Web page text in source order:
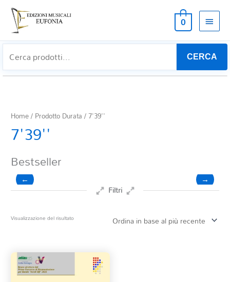
0
CERCA
Home/ Prodotto Durata / 7'39''
7'39''
Bestseller
← →
Filtri
Clarinetto basso
Composizioni originali
Visualizzazione del risultato